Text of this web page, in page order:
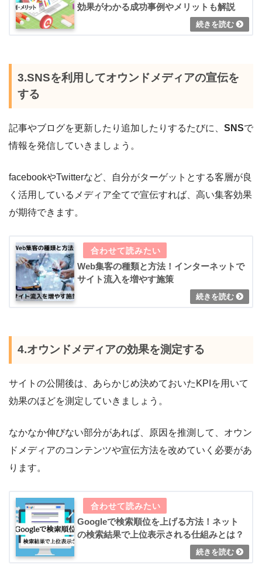
効果がわかる成功事例やメリットも解説
3.SNSを利用してオウンドメディアの宣伝を
する
記事やブログを更新したり追加したりするたびに、 SNSで
情報を発信していきましょう。
facebookやTwitterなど、自分がターゲットとする客層が良
く活用しているメディア全てで宣伝すれば、高い集客効果
が期待できます。
Web集客の種類と方法！インターネットで
サイト流入を増やす施策
4.オウンドメディアの効果を測定する
サイトの公開後は、あらかじめ決めておいたKPIを用いて
効果のほどを測定していきましょう。
なかなか伸びない部分があれば、原因を推測して、オウン
ドメディアのコンテンツや宣伝方法を改めていく必要があ
ります。
Googleで検索順位を上げる方法！ネット
の検索結果で上位表示される仕組みとは？